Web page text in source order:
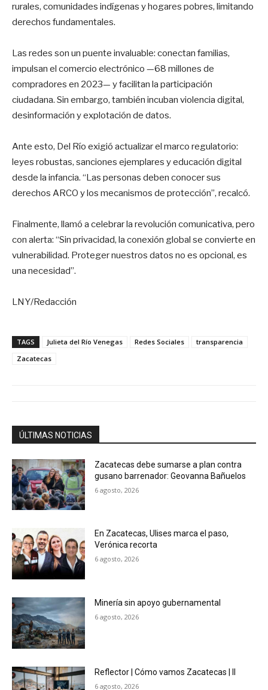
rurales, comunidades indígenas y hogares pobres, limitando
derechos fundamentales.
Las redes son un puente invaluable: conectan familias,
impulsan el comercio electrónico —68 millones de
compradores en 2023— y facilitan la participación
ciudadana. Sin embargo, también incuban violencia digital,
desinformación y explotación de datos.
Ante esto, Del Río exigió actualizar el marco regulatorio:
leyes robustas, sanciones ejemplares y educación digital
desde la infancia. “Las personas deben conocer sus
derechos ARCO y los mecanismos de protección”, recalcó.
Finalmente, llamó a celebrar la revolución comunicativa, pero
con alerta: “Sin privacidad, la conexión global se convierte en
vulnerabilidad. Proteger nuestros datos no es opcional, es
una necesidad”.
LNY/Redacción
TAGS Julieta del Río Venegas Redes Sociales
transparencia
Zacatecas
ÚLTIMAS NOTICIAS
Zacatecas debe sumarse a plan contra
gusano barrenador: Geovanna Bañuelos
6 agosto, 2026
En Zacatecas, Ulises marca el paso,
Verónica recorta
6 agosto, 2026
Minería sin apoyo gubernamental
6 agosto, 2026
Reflector | Cómo vamos Zacatecas | II
6 agosto, 2026